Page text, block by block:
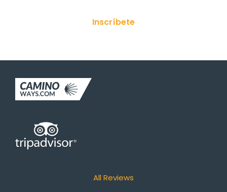
Inscríbete
All Reviews